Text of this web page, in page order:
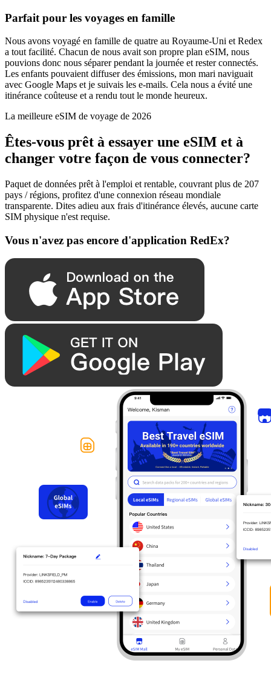
Parfait pour les voyages en famille
Nous avons voyagé en famille de quatre au Royaume-Uni et Redex
a tout facilité. Chacun de nous avait son propre plan eSIM, nous
pouvions donc nous séparer pendant la journée et rester connectés.
Les enfants pouvaient diffuser des émissions, mon mari naviguait
avec Google Maps et je suivais les e-mails. Cela nous a évité une
itinérance coûteuse et a rendu tout le monde heureux.
La meilleure eSIM de voyage de 2026
Êtes-vous prêt à essayer une eSIM et à
changer votre façon de vous connecter?
Paquet de données prêt à l'emploi et rentable, couvrant plus de 207
pays / régions, profitez d'une connexion réseau mondiale
transparente. Dites adieu aux frais d'itinérance élevés, aucune carte
SIM physique n'est requise.
Vous n'avez pas encore d'application RedEx?